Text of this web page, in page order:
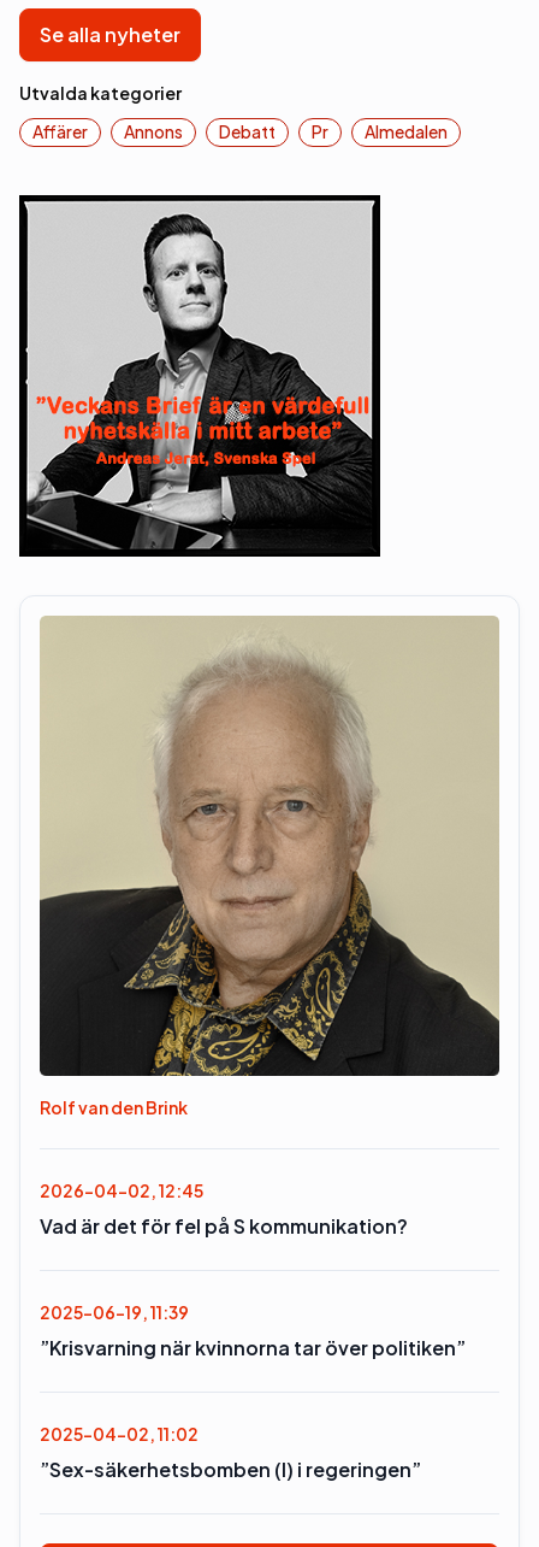
Se alla nyheter
Utvalda kategorier
Affärer
Annons Debatt Pr Almedalen
Rolf van den Brink
2026-04-02, 12:45
Vad är det för fel på S kommunikation?
2025-06-19, 11:39
”Krisvarning när kvinnorna tar över politiken”
2025-04-02, 11:02
”Sex-säkerhetsbomben (l) i regeringen”